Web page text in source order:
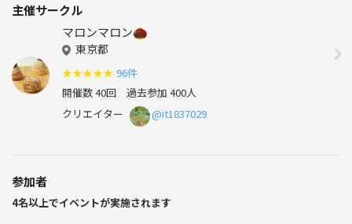
主催サークル
マロンマロン🌰
東京都
★★★★★ 96件
開催数 40回 過去参加 400人
クリエイター
@it1837029
参加者
4名以上でイベントが実施されます